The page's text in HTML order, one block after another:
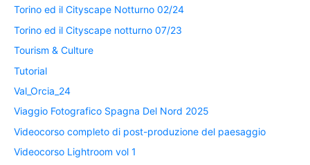
Torino ed il Cityscape Notturno 02/24
Torino ed il Cityscape notturno 07/23
Tourism & Culture
Tutorial
Val_Orcia_24
Viaggio Fotografico Spagna Del Nord 2025
Videocorso completo di post-produzione del paesaggio
Videocorso Lightroom vol 1